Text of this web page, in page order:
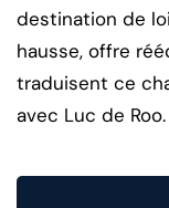
destination de
hausse, offre
traduisent ce
avec Luc de Roo.